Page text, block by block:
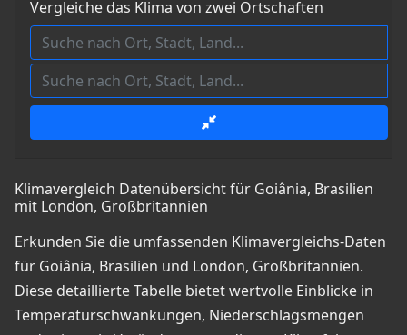
Vergleiche das Klima von zwei Ortschaften
Klimavergleich Datenübersicht für Goiânia, Brasilien
mit London, Großbritannien
Erkunden Sie die umfassenden Klimavergleichs-Daten
für Goiânia, Brasilien und London, Großbritannien.
Diese detaillierte Tabelle bietet wertvolle Einblicke in
Temperaturschwankungen, Niederschlagsmengen